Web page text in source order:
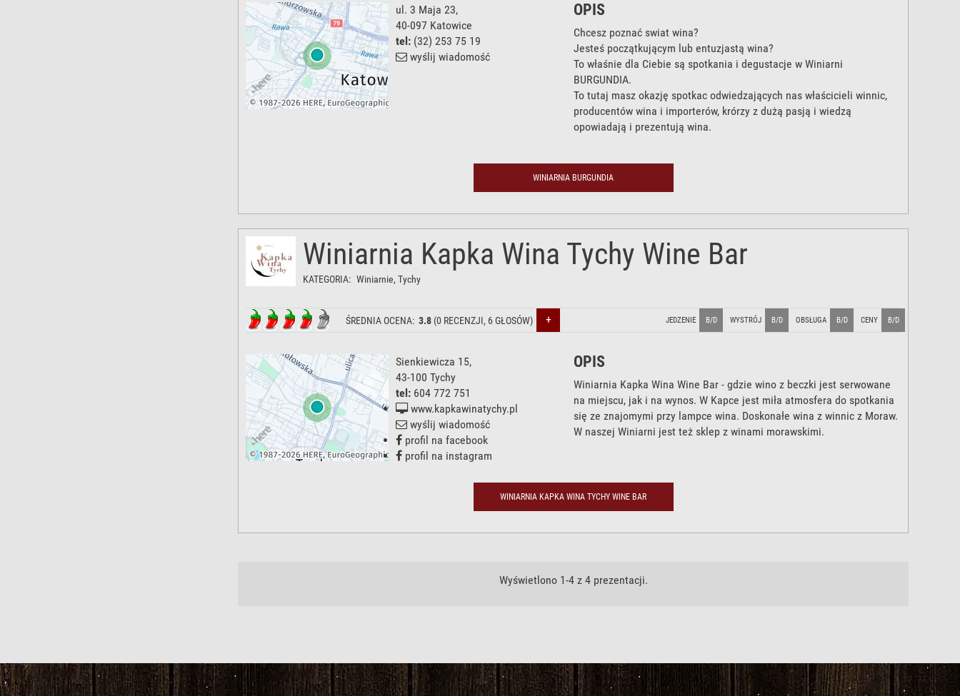
ul. 3 Maja 23,
40-097 Katowice
tel: (32) 253 75 19
wyślij wiadomość
OPIS
Chcesz poznać swiat wina?
Jesteś początkującym lub entuzjastą wina?
To właśnie dla Ciebie są spotkania i degustacje w Winiarni
BURGUNDIA.
To tutaj masz okazję spotkac odwiedzających nas właścicieli winnic,
producentów wina i importerów, krórzy z dużą pasją i wiedzą
opowiadają i prezentują wina.
WINIARNIA BURGUNDIA
Winiarnia Kapka Wina Tychy Wine Bar
KATEGORIA: Winiarnie, Tychy
ŚREDNIA OCENA: 3.8 (0 RECENZJI, 6GŁOSÓW) + JEDZENIE B/D WYSTRÓJ B/D OBSŁUGA B/D CENY B/D
Sienkiewicza 15,
43-100 Tychy
tel: 604 772 751
www.kapkawinatychy.pl
wyślij wiadomość
profil na facebook
profil na instagram
OPIS
Winiarnia Kapka Wina Wine Bar - gdzie wino z beczki jest serwowane
na miejscu, jak i na wynos. W Kapce jest miła atmosfera do spotkania
się ze znajomymi przy lampce wina. Doskonałe wina z winnic z Moraw.
W naszej Winiarni jest też sklep z winami morawskimi.
WINIARNIA KAPKA WINA TYCHY WINE BAR
Wyświetlono 1-4 z 4 prezentacji.